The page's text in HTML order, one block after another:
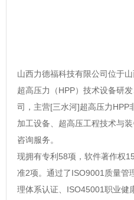
山西力德福科技有限公司位于
超高压力（HPP）技术设备研
司，主营[三水河]超高压力HPP
加工设备、超高压工程技术与
咨询服务。
现拥有专利58项，软件著作权
准2项。通过了ISO9001质量管
理体系认证、ISO45001职业健